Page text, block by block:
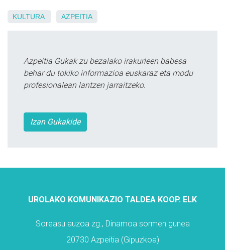
KULTURA AZPEITIA
Azpeitia Gukak zu bezalako irakurleen babesa
behar du tokiko informazioa euskaraz eta modu
profesionalean lantzen jarraitzeko.
Izan Gukakide
UROLAKO KOMUNIKAZIO TALDEA KOOP. ELK
Soreasu auzoa zg., Dinamoa sormen gunea
20730 Azpeitia (Gipuzkoa)